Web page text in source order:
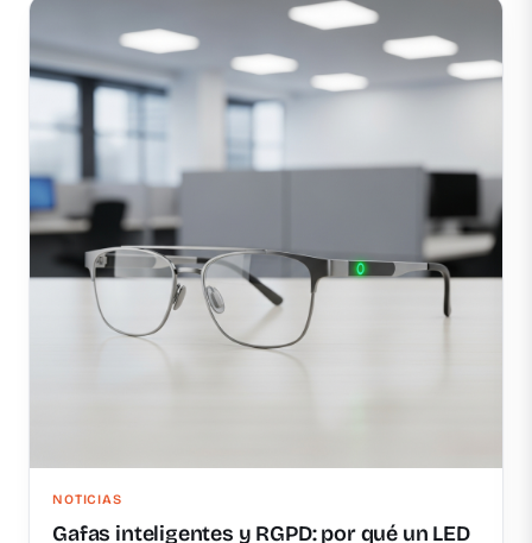
NOTICIAS
Gafas inteligentes y RGPD: por qué un LED